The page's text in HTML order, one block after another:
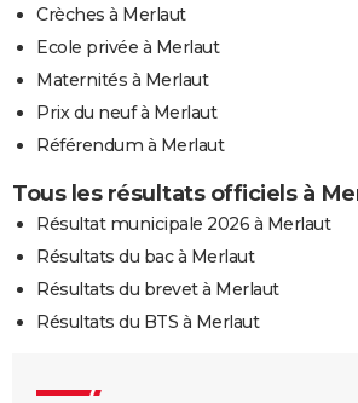
Crèches à Merlaut
Ecole privée à Merlaut
Maternités à Merlaut
Prix du neuf à Merlaut
Référendum à Merlaut
Tous les résultats officiels à
Résultat municipale 2026 à Merlaut
Résultats du bac à Merlaut
Résultats du brevet à Merlaut
Résultats du BTS à Merlaut